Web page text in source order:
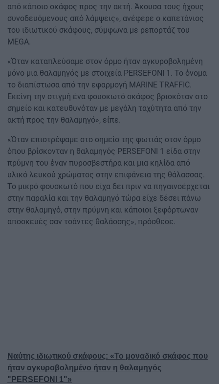
από κάποιο σκάφος προς την ακτή. Άκουσα τους ήχους
συνοδευόμενους από λάμψεις», ανέφερε ο καπετάνιος
του ιδιωτικού σκάφους, σύμφωνα με ρεπορτάζ του
MEGA.
«Όταν καταπλεύσαμε στον όρμο ήταν αγκυροβολημένη
μόνο μια θαλαμηγός με στοιχεία PERSEFONI 1. Το όνομα
το διαπίστωσα από την εφαρμογή MARINE TRAFFIC.
Εκείνη την στιγμή ένα φουσκωτό σκάφος βρισκόταν στο
σημείο και κατευθυνόταν με μεγάλη ταχύτητα από την
ακτή προς την θαλαμηγό», είπε.
«Όταν επιστρέψαμε στο σημείο της φωτιάς στον όρμο
όπου βρίσκονταν η θαλαμηγός PERSEFONI 1 είδα στην
πρύμνη του έναν πυροσβεστήρα και μια κηλίδα από
υλικό λευκού χρώματος στην επιφάνεια της θάλασσας.
Το μικρό φουσκωτό που είχα δει πριν να πηγαινοέρχεται
στην παραλία και την θαλαμηγό τώρα είχε δέσει πάνω
στην θαλαμηγό, στην πρύμνη και κάποιοι ξεφόρτωναν
αποσκευές σαν τσάντες θαλάσσης», πρόσθεσε.
Ναύτης ιδιωτικού σκάφους: «Το μοναδικό σκάφος που
ήταν αγκυροβολημένο ήταν η θαλαμηγός
"PERSEFONI 1"»